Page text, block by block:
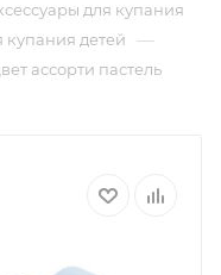
для купания
купания детей —
ассорти пастель